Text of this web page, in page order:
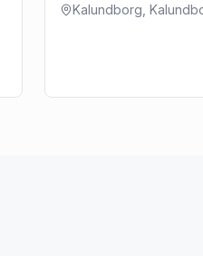
Kalundborg ,